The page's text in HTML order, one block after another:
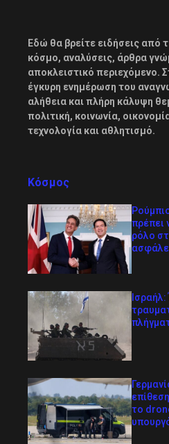
Εδώ θα βρείτε ειδήσεις από
κόσμο, αναλύσεις, άρθρα
αποκλειστικό περιεχόμενο.
έγκυρη ενημέρωση του
αλήθεια και πλήρη κάλυψη
πολιτική, κοινωνία,
τεχνολογία και αθλητισμό.
Κόσμος
πρέπει
ρόλο
το